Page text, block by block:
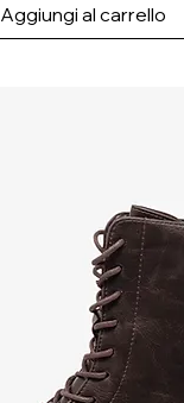
Aggiungi al carrello